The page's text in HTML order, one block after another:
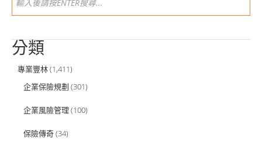
分類
專業豐林(1,411)
企業保險規劃 (301)
企業風險管理 (100)
保險傳奇(34)